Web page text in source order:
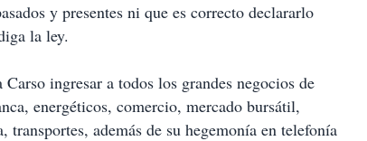
y presentes ni que es correcto declararlo
la ley.
ingresar a todos los grandes negocios de
energéticos, comercio, mercado bursátil,
además de su hegemonía en telefonía